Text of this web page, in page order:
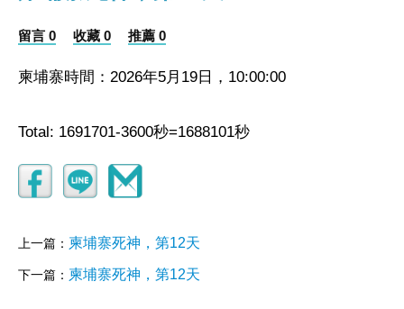
留言 0 收藏 0 推薦 0
柬埔寨時間：2026年5月19日，10:00:00
Total: 1691701-3600秒=1688101秒
上一篇： 柬埔寨死神，第12天
下一篇： 柬埔寨死神，第12天